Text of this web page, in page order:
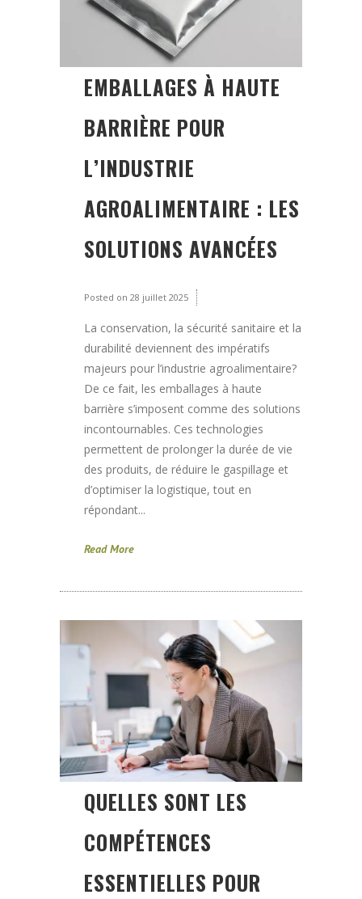
EMBALLAGES À HAUTE
BARRIÈRE POUR
L’INDUSTRIE
AGROALIMENTAIRE : LES
SOLUTIONS AVANCÉES
Posted on 28 juillet 2025
La conservation, la sécurité sanitaire et la
durabilité deviennent des impératifs
majeurs pour l’industrie agroalimentaire?
De ce fait, les emballages à haute
barrière s’imposent comme des solutions
incontournables. Ces technologies
permettent de prolonger la durée de vie
des produits, de réduire le gaspillage et
d’optimiser la logistique, tout en
répondant...
Read More
QUELLES SONT LES
COMPÉTENCES
ESSENTIELLES POUR